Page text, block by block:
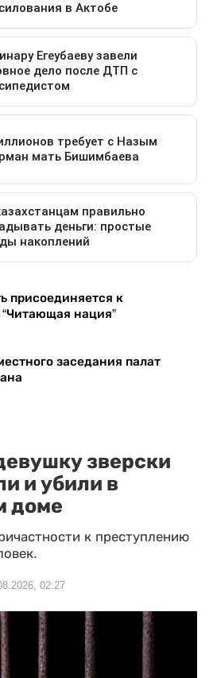
присоединяется к
нация”
заседания палат
зверски
и убили в
доме
к преступлению
02:27